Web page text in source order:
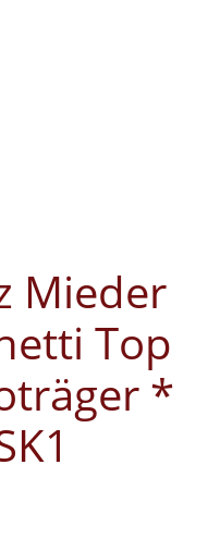
Mieder
Top
*